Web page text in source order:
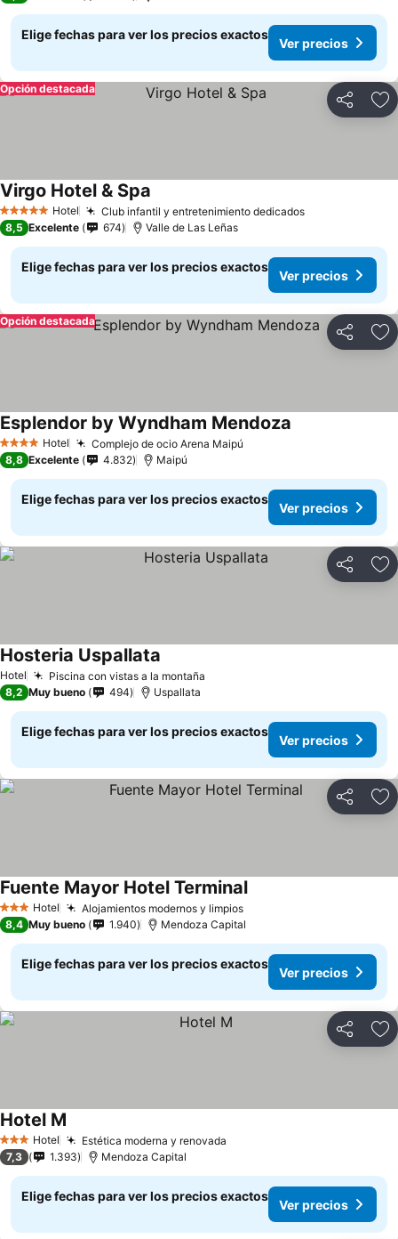
Elige fechas para ver los precios exactos
Ver precios
Compartir
Opción destacada
5 Estrellas Hotel Club infantil y entretenimiento dedicadosVer precios
Virgo Hotel & Spa
8,5 Excelente 674 Valle de Las Leñas
Elige fechas para ver los precios exactos
Ver precios
Compartir
Opción destacada
4 EstrellasHotel Complejo de ocio Arena Maipú
Esplendor by Wyndham Mendoza
8,8 Excelente 4.832 Maipú
Elige fechas para ver los precios exactos
Ver precios
Compartir
Hotel Piscina con vistas a la montaña
Hosteria Uspallata
8,2 Muy bueno 494 Uspallata
Elige fechas para ver los precios exactos
Ver precios
Compartir
3 Estrellas
Hotel Alojamientos modernos y limpiosVer precios
Fuente Mayor Hotel TerminalVer precios
8,4 Muy bueno 1.940 Mendoza Capital
Elige fechas para ver los precios exactos
Ver precios
Compartir
3 Estrellas
Hotel Estética moderna y renovada
Hotel M
7,3 1.393 Mendoza Capital
Elige fechas para ver los precios exactos
Ver precios